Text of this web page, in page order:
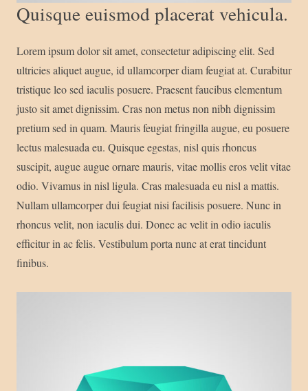
Quisque euismod placerat vehicula.
Lorem ipsum dolor sit amet, consectetur adipiscing elit. Sed
ultricies aliquet augue, id ullamcorper diam feugiat at. Curabitur
tristique leo sed iaculis posuere. Praesent faucibus elementum
justo sit amet dignissim. Cras non metus non nibh dignissim
pretium sed in quam. Mauris feugiat fringilla augue, eu posuere
lectus malesuada eu. Quisque egestas, nisl quis rhoncus
suscipit, augue augue ornare mauris, vitae mollis eros velit vitae
odio. Vivamus in nisl ligula. Cras malesuada eu nisl a mattis.
Nullam ullamcorper dui feugiat nisi facilisis posuere. Nunc in
rhoncus velit, non iaculis dui. Donec ac velit in odio iaculis
efficitur in ac felis. Vestibulum porta nunc at erat tincidunt
finibus.